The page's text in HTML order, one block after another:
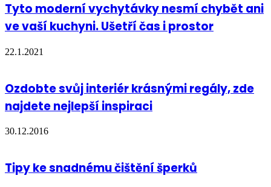
Tyto moderní vychytávky nesmí chybět ani
ve vaší kuchyni. Ušetří čas i prostor
22.1.2021
Ozdobte svůj interiér krásnými regály, zde
najdete nejlepší inspiraci
30.12.2016
Tipy ke snadnému čištění šperků